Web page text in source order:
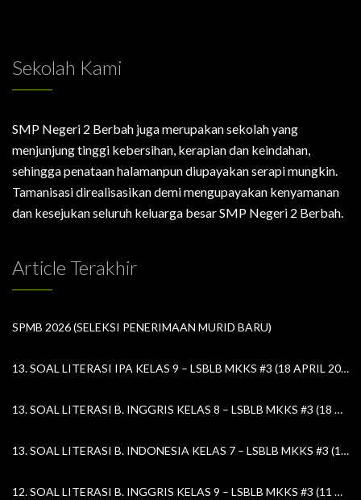
Sekolah Kami
SMP Negeri 2 Berbah juga merupakan sekolah yang
menjunjung tinggi kebersihan, kerapian dan keindahan,
sehingga penataan halamanpun diupayakan serapi mungkin.
Tamanisasi direalisasikan demi mengupayakan kenyamanan
dan kesejukan seluruh keluarga besar SMP Negeri 2 Berbah.
Article Terakhir
SPMB 2026 (SELEKSI PENERIMAAN MURID BARU)
13. SOAL LITERASI IPA KELAS 9 – LSBLB MKKS #3 (18 APRIL 2026)
13. SOAL LITERASI B. INGGRIS KELAS 8 – LSBLB MKKS #3 (18 APRIL 2026)
13. SOAL LITERASI B. INDONESIA KELAS 7 – LSBLB MKKS #3 (18 APRIL 2026)
12. SOAL LITERASI B. INGGRIS KELAS 9 – LSBLB MKKS #3 (11 APRIL 2026)